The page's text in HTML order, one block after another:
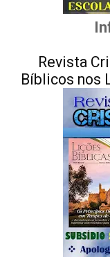
Revista
Bíblicos nos